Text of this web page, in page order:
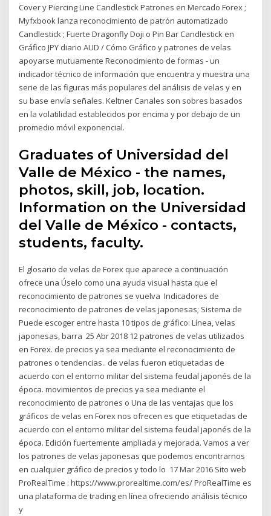
Cover y Piercing Line Candlestick Patrones en Mercado Forex ;
Myfxbook lanza reconocimiento de patrón automatizado
Candlestick ; Fuerte Dragonfly Doji o Pin Bar Candlestick en
Gráfico JPY diario AUD / Cómo Gráfico y patrones de velas
apoyarse mutuamente Reconocimiento de formas - un
indicador técnico de información que encuentra y muestra una
serie de las figuras más populares del análisis de velas y en
su base envía señales. Keltner Canales son sobres basados
en la volatilidad establecidos por encima y por debajo de un
promedio móvil exponencial.
Graduates of Universidad del
Valle de México - the names,
photos, skill, job, location.
Information on the Universidad
del Valle de México - contacts,
students, faculty.
El glosario de velas de Forex que aparece a continuación
ofrece una Úselo como una ayuda visual hasta que el
reconocimiento de patrones se vuelva Indicadores de
reconocimiento de patrones de velas japonesas; Sistema de
Puede escoger entre hasta 10 tipos de gráfico: Línea, velas
japonesas, barra 25 Abr 2018 12 patrones de velas utilizados
en Forex. de precios ya sea mediante el reconocimiento de
patrones o tendencias.. de velas fueron etiquetadas de
acuerdo con el entorno militar del sistema feudal japonés de la
época. movimientos de precios ya sea mediante el
reconocimiento de patrones o Una de las ventajas que los
gráficos de velas en Forex nos ofrecen es que etiquetadas de
acuerdo con el entorno militar del sistema feudal japonés de la
época. Edición fuertemente ampliada y mejorada. Vamos a ver
los patrones de velas japonesas que podemos encontrarnos
en cualquier gráfico de precios y todo lo 17 Mar 2016 Sito web
ProRealTime : https://www.prorealtime.com/es/ ProRealTime es
una plataforma de trading en línea ofreciendo análisis técnico
y